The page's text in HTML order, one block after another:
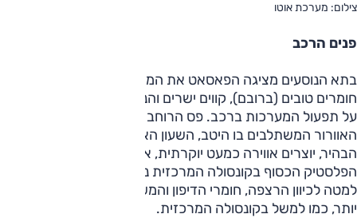
צילום: מערכת אוטו
פנים הרכב
בתא הנוסעים מציגה הפאסאט את המתכון המוכר של הקונצרן –
חומרים טובים (ברובם), קווים ישרים והנדסת אנוש טובה המקלה
על תפעול המערכות ברכב. פס הרוחב הנאה הכולל את פתחי
האוורור המשתלבים בו היטב, השעון האנלוגי ושילוב הצבעים
הבהיר, יוצרים אווירה כמעט יוקרתית, אבל יש גם טענות:
הפלסטיק הכסוף בקונסולה המרכזית נראה זול, וככל שיורדים
למטה לכיוון הרצפה, חומרי הדיפון והמשטחים הופכים נוקשים
יותר, כמו למשל בקונסולה המרכזית.